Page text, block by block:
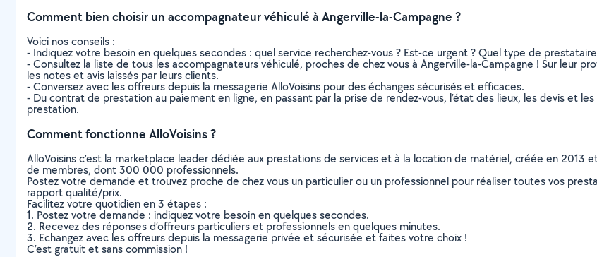
Comment bien choisir un accompagnateur véhiculé à Angerville-la-Campagne ?
Voici nos conseils :
- Indiquez votre besoin en quelques secondes : quel service recherchez-vous ? Est-ce urgent ? Quel type de
- Consultez la liste de tous les accompagnateurs véhiculé, proches de chez vous à Angerville-la-Campagne ! Sur leur
les notes et avis laissés par leurs clients.
- Conversez avec les offreurs depuis la messagerie AlloVoisins pour des échanges sécurisés et efficaces.
- Du contrat de prestation au paiement en ligne, en passant par la prise de rendez-vous, l’état des lieux, les devis et
prestation.
Comment fonctionne AlloVoisins ?
AlloVoisins c’est la marketplace leader dédiée aux prestations de services et à la location de matériel, créée en 2013
de membres, dont 300 000 professionnels.
Postez votre demande et trouvez proche de chez vous un particulier ou un professionnel pour réaliser toutes vos
rapport qualité/prix.
Facilitez votre quotidien en 3 étapes :
1. Postez votre demande : indiquez votre besoin en quelques secondes.
2. Recevez des réponses d’offreurs particuliers et professionnels en quelques minutes.
3. Echangez avec les offreurs depuis la messagerie privée et sécurisée et faites votre choix !
C’est gratuit et sans commission !